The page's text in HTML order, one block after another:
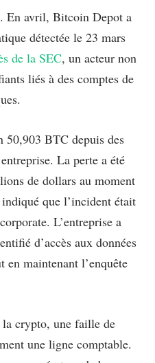
En avril, Bitcoin Depot a
détectée le 23 mars
de la SEC, un acteur non
liés à des comptes de
50,903 BTC depuis des
La perte a été
de dollars au moment
que l’incident était
L’entreprise a
d’accès aux données
en maintenant l’enquête
crypto, une faille de
une ligne comptable.